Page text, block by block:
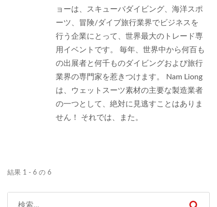
ョーは、スキューバダイビング、海洋スポ
ーツ、冒険/ダイブ旅行業界でビジネスを
行う企業にとって、世界最大のトレード専
用イベントです。 毎年、世界中から何百も
の出展者と何千ものダイビングおよび旅行
業界の専門家を惹きつけます。 Nam Liong
は、ウェットスーツ素材の主要な製造業者
の一つとして、絶対に見逃すことはありま
せん！ それでは、また。
結果 1 - 6 の 6